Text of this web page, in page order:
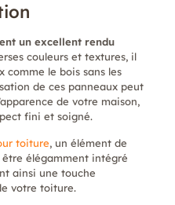
un excellent rendu
couleurs et textures, il
comme le bois sans les
de ces panneaux peut
de votre maison,
fini et soigné.
toiture, un élément de
élégamment intégré
ainsi une touche
votre toiture.